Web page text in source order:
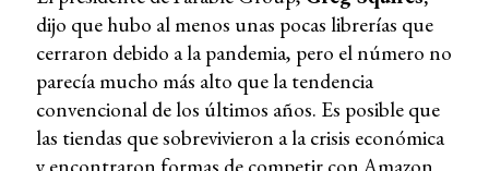
dijo que hubo al menos unas pocas librerías que
cerraron debido a la pandemia, pero el número no
parecía mucho más alto que la tendencia
convencional de los últimos años. Es posible que
las tiendas que sobrevivieron a la crisis económica